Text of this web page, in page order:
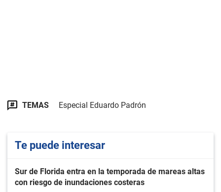
TEMAS Especial Eduardo Padrón
Te puede interesar
Sur de Florida entra en la temporada de mareas altas
con riesgo de inundaciones costeras